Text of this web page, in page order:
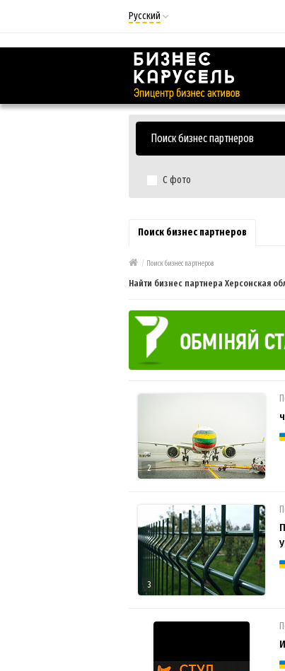
Русский
Русский
Українська
Поиск бизнес партнеров
С фото
Поиск бизнес партнеров
/ Поиск бизнес партнеров
Найти бизнес партнера Херсонская
2
3